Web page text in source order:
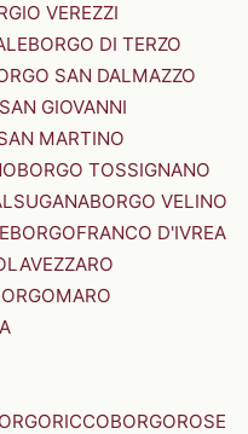
VEREZZI
BORGO DI TERZO
SAN DALMAZZO
GIOVANNI
MARTINO
BORGO TOSSIGNANO
BORGO VELINO
BORGOFRANCO D'IVREA
BORGOROSE